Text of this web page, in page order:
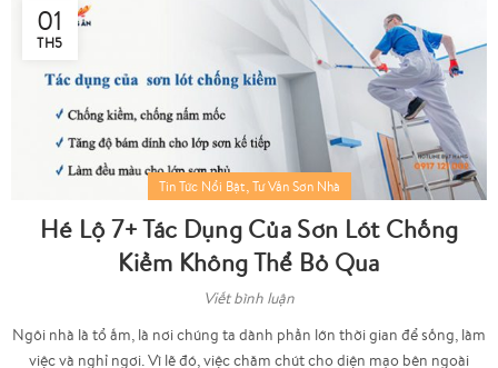
01
TH5
Tin Tức Nổi Bật Tư Vấn Sơn Nhà
Hé Lộ 7+ Tác Dụng Của Sơn Lót Chống
Kiềm Không Thể Bỏ Qua
Viết bình luận
Ngôi nhà là tổ ấm, là nơi chúng ta dành phần lớn thời gian để sống, làm
việc và nghỉ ngơi. Vì lẽ đó, việc chăm chút cho diện mạo bên ngoài